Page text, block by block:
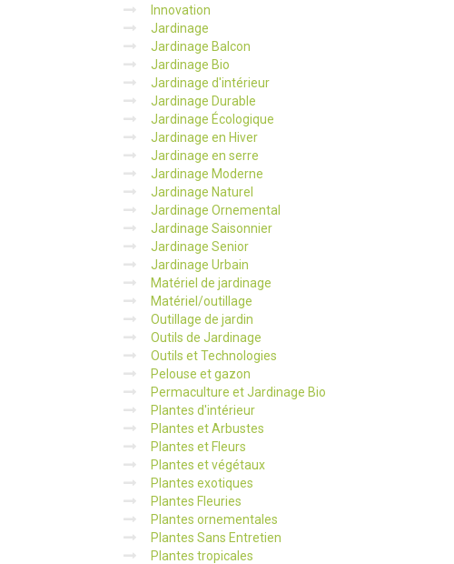
Innovation
Jardinage
Jardinage Balcon
Jardinage Bio
Jardinage d'intérieur
Jardinage Durable
Jardinage Écologique
Jardinage en Hiver
Jardinage en serre
Jardinage Moderne
Jardinage Naturel
Jardinage Ornemental
Jardinage Saisonnier
Jardinage Senior
Jardinage Urbain
Matériel de jardinage
Matériel/outillage
Outillage de jardin
Outils de Jardinage
Outils et Technologies
Pelouse et gazon
Permaculture et Jardinage Bio
Plantes d'intérieur
Plantes et Arbustes
Plantes et Fleurs
Plantes et végétaux
Plantes exotiques
Plantes Fleuries
Plantes ornementales
Plantes Sans Entretien
Plantes tropicales